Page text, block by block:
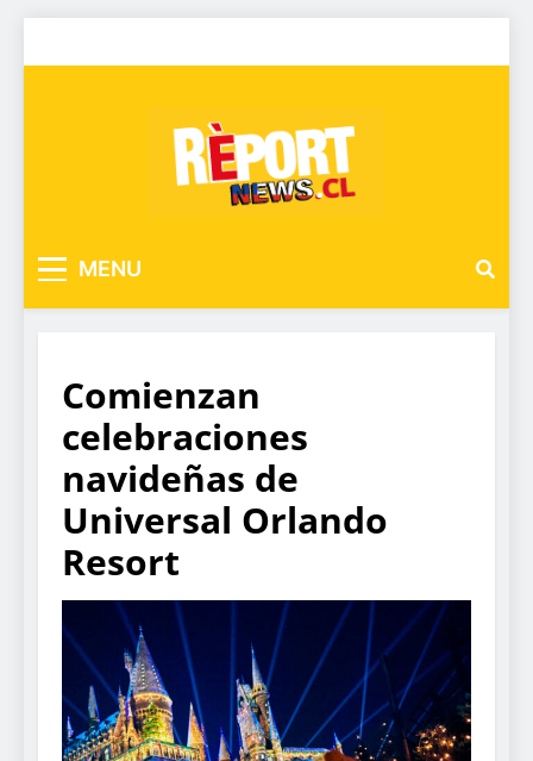
MENU
Comienzan
celebraciones
navideñas de
Universal Orlando
Resort